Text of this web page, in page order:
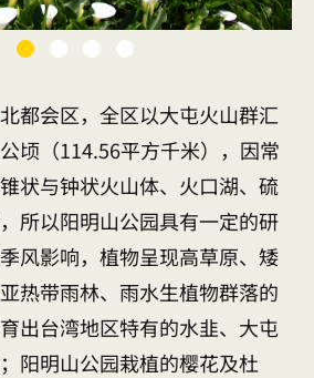
都会区，全区以大屯火山群汇
顷（114.56平方千米），因常
状与钟状火山体、火口湖、硫
所以阳明山公园具有一定的研
风影响，植物呈现高草原、矮
热带雨林、雨水生植物群落的
出台湾地区特有的水韭、大屯
阳明山公园栽植的樱花及杜